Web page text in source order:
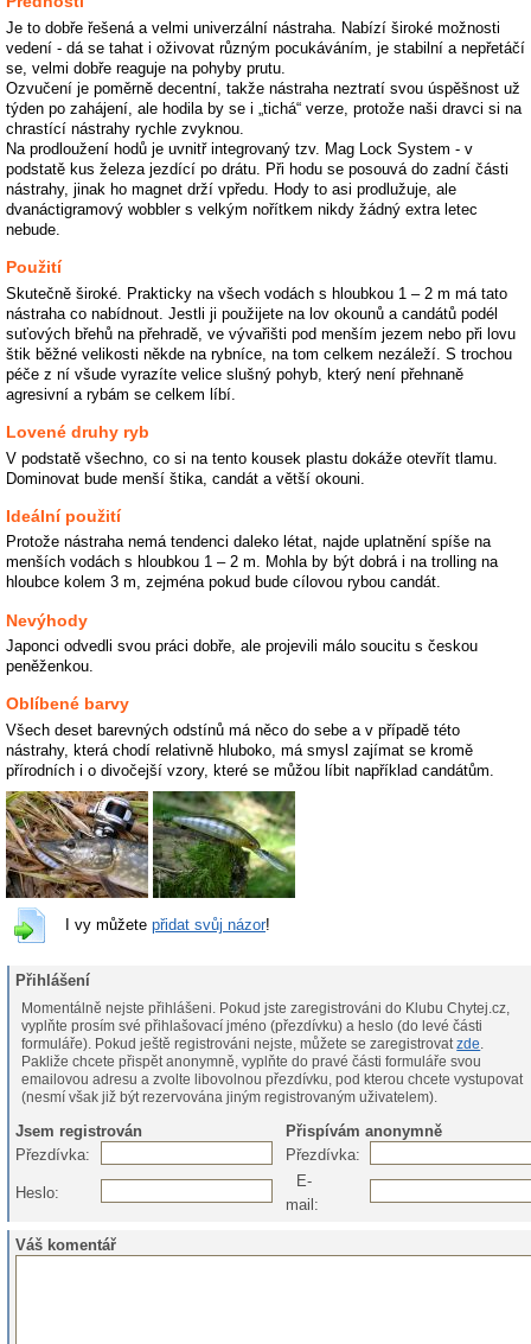
Je to dobře řešená a velmi univerzální nástraha. Nabízí široké možnosti
vedení - dá se tahat i oživovat různým pocukáváním, je stabilní a nepřetáčí
se, velmi dobře reaguje na pohyby prutu.
Ozvučení je poměrně decentní, takže nástraha neztratí svou úspěšnost už
týden po zahájení, ale hodila by se i „tichá“ verze, protože naši dravci si na
chrastící nástrahy rychle zvyknou.
Na prodloužení hodů je uvnitř integrovaný tzv. Mag Lock System - v
podstatě kus železa jezdící po drátu. Při hodu se posouvá do zadní části
nástrahy, jinak ho magnet drží vpředu. Hody to asi prodlužuje, ale
dvanáctigramový wobbler s velkým nořítkem nikdy žádný extra letec
nebude.
Použití
Skutečně široké. Prakticky na všech vodách s hloubkou 1 – 2 m má tato
nástraha co nabídnout. Jestli ji použijete na lov okounů a candátů podél
suťových břehů na přehradě, ve vývařišti pod menším jezem nebo při lovu
štik běžné velikosti někde na rybníce, na tom celkem nezáleží. S trochou
péče z ní všude vyrazíte velice slušný pohyb, který není přehnaně
agresivní a rybám se celkem líbí.
Lovené druhy ryb
V podstatě všechno, co si na tento kousek plastu dokáže otevřít tlamu.
Dominovat bude menší štika, candát a větší okouni.
Ideální použití
Protože nástraha nemá tendenci daleko létat, najde uplatnění spíše na
menších vodách s hloubkou 1 – 2 m. Mohla by být dobrá i na trolling na
hloubce kolem 3 m, zejména pokud bude cílovou rybou candát.
Nevýhody
Japonci odvedli svou práci dobře, ale projevili málo soucitu s českou
peněženkou.
Oblíbené barvy
Všech deset barevných odstínů má něco do sebe a v případě této
nástrahy, která chodí relativně hluboko, má smysl zajímat se kromě
přírodních i o divočejší vzory, které se můžou líbit například candátům.
I vy můžete přidat svůj názor!
Přihlášení
Momentálně nejste přihlášeni. Pokud jste zaregistrováni do Klubu Chytej.cz,
vyplňte prosím své přihlašovací jméno (přezdívku) a heslo (do levé části
formuláře). Pokud ještě registrováni nejste, můžete se zaregistrovatzde.
Pakliže chcete přispět anonymně, vyplňte do pravé části formuláře svou
emailovou adresu a zvolte libovolnou přezdívku, pod kterou chcete vystupovat
(nesmí však již být rezervována jiným registrovaným uživatelem).
Jsem registrován
Přispívám anonymně
Přezdívka:
Přezdívka:
Heslo:
E-
mail:
Váš komentář